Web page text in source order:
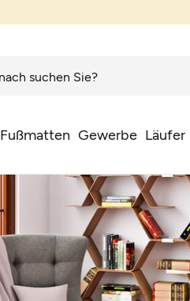
Fußmatten Gewerbe Läufer